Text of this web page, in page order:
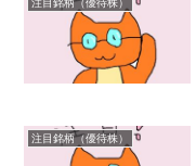
注目銘柄（優待株）
注目銘柄（優待株）